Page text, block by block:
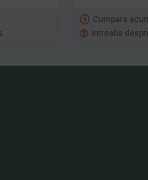
Cumpara
Intreaba